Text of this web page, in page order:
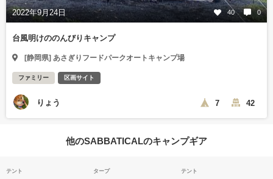
2022年9月24日 40 0
台風明けののんびりキャンプ
[静岡県] あさぎりフードパークオートキャンプ場
ファミリー 区画サイト
りょう 7 42
他のSABBATICALのキャンプギア
テント タープ テント